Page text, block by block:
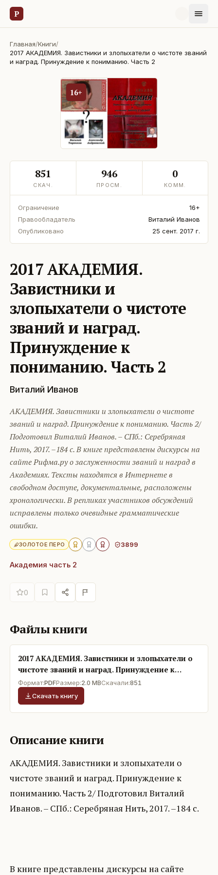
Р
Главная/Книги/
2017 АКАДЕМИЯ. Завистники и злопыхатели о чистоте званий
и наград. Принуждение к пониманию. Часть 2
16+
851
СКАЧ.
946
ПРОСМ.
0
КОММ.
Ограничение
16+
Правообладатель
Виталий Иванов
Опубликовано
25 сент. 2017 г.
2017 АКАДЕМИЯ.
Завистники и
злопыхатели о чистоте
званий и наград.
Принуждение к
пониманию. Часть 2
Виталий Иванов
АКАДЕМИЯ. Завистники и злопыхатели о чистоте
званий и наград. Принуждение к пониманию. Часть 2/
Подготовил Виталий Иванов. – СПб.: Серебряная
Нить, 2017. –184 с. В книге представлены дискурсы на
сайте Рифма.ру о заслуженности званий и наград в
Академиях. Тексты находятся в Интернете в
свободном доступе, документальные, расположены
хронологически. В репликах участников обсуждений
исправлены только очевидные грамматические
ошибки.
ЗОЛОТОЕ ПЕРО 3899
Академия часть 2
0
Файлы книги
2017 АКАДЕМИЯ. Завистники и злопыхатели о
чистоте званий и наград. Принуждение к
пониманию. Часть 2
Формат:PDFРазмер:2.0 MBСкачали:851
Скачать книгу
Описание книги
АКАДЕМИЯ. Завистники и злопыхатели о
чистоте званий и наград. Принуждение к
пониманию. Часть 2/ Подготовил Виталий
Иванов. – СПб.: Серебряная Нить, 2017. –184 с.
В книге представлены дискурсы на сайте